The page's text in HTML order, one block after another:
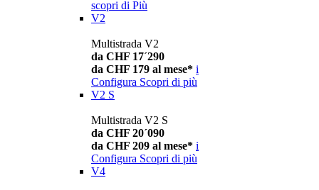
scopri di Più
V2
Multistrada V2
da CHF 17´290
da CHF 179 al mese* i
Configura Scopri di più
V2 S
Multistrada V2 S
da CHF 20´090
da CHF 209 al mese* i
Configura Scopri di più
V4